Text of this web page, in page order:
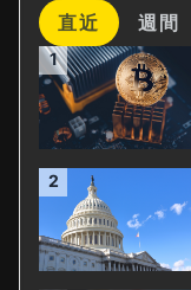
直近 週間
1
2